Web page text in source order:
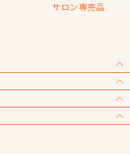
サロン専売品